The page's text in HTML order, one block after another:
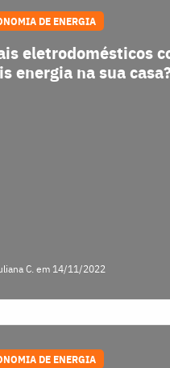
DE ENERGIA
eletrodomésticos
energia na sua
C. em 14/11/2022
DE ENERGIA